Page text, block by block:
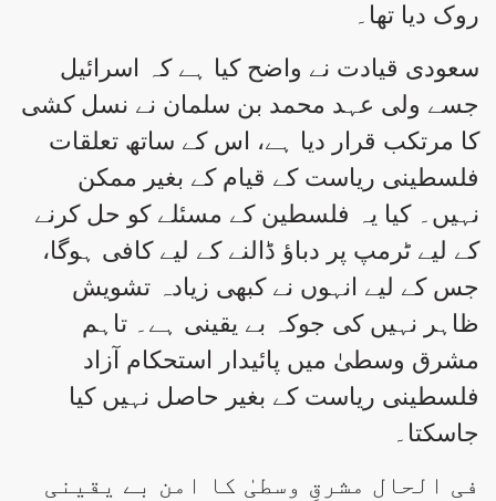
روک دیا تھا۔
سعودی قیادت نے واضح کیا ہے کہ اسرائیل
جسے ولی عہد محمد بن سلمان نے نسل کشی
کا مرتکب قرار دیا ہے، اس کے ساتھ تعلقات
فلسطینی ریاست کے قیام کے بغیر ممکن
نہیں۔ کیا یہ فلسطین کے مسئلے کو حل کرنے
کے لیے ٹرمپ پر دباؤ ڈالنے کے لیے کافی ہوگا،
جس کے لیے انہوں نے کبھی زیادہ تشویش
ظاہر نہیں کی جوکہ بے یقینی ہے۔ تاہم
مشرق وسطیٰ میں پائیدار استحکام آزاد
فلسطینی ریاست کے بغیر حاصل نہیں کیا
جاسکتا۔
فی الحال مشرقِ وسطیٰ کا امن بے یقینی